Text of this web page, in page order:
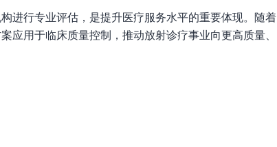
进行专业评估，是提升医疗服务水平的重要体现。随着
应用于临床质量控制，推动放射诊疗事业向更高质量、